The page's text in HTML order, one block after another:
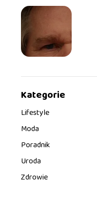
Kategorie
Lifestyle
Moda
Poradnik
Uroda
Zdrowie